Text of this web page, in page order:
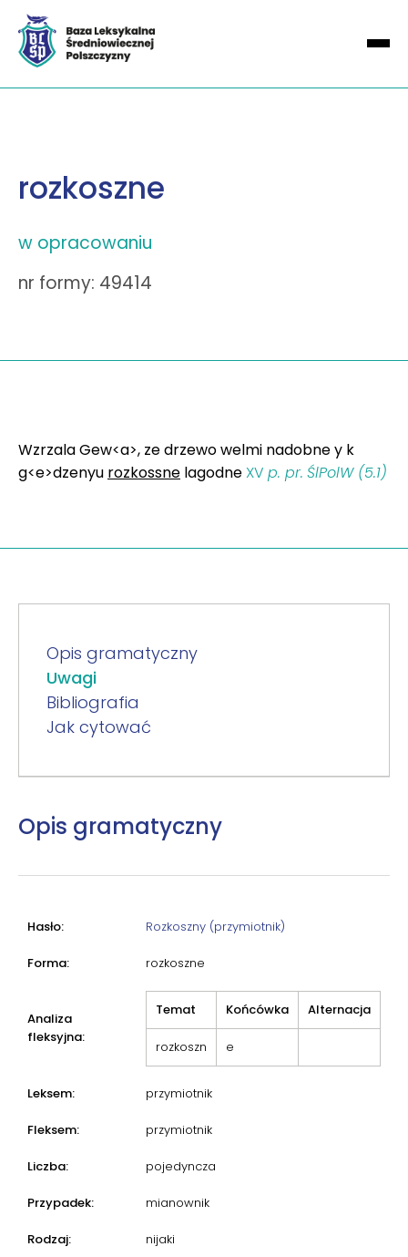
rozkoszne
w opracowaniu
nr formy: 49414
Wzrzala Gew<a>, ze drzewo welmi nadobne y k
g<e>dzenyu rozkossne lagodne XV p. pr. ŚlPolW (5.1)
Opis gramatyczny
Uwagi
Bibliografia
Jak cytować
Opis gramatyczny
Hasło: Rozkoszny (przymiotnik)
Forma: rozkoszne
Analiza
fleksyjna:
Temat Końcówka Alternacja
rozkoszn e
Leksem: przymiotnik
Fleksem: przymiotnik
Liczba: pojedyncza
Przypadek: mianownik
Rodzaj: nijaki